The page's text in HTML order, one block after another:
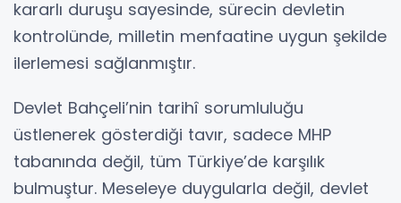
kararlı duruşu sayesinde, sürecin devletin
kontrolünde, milletin menfaatine uygun şekilde
ilerlemesi sağlanmıştır.
Devlet Bahçeli’nin tarihî sorumluluğu
üstlenerek gösterdiği tavır, sadece MHP
tabanında değil, tüm Türkiye’de karşılık
bulmuştur. Meseleye duygularla değil, devlet